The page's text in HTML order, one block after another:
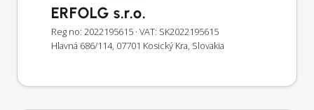
ERFOLG s.r.o.
Reg no: 2022195615 · VAT: SK2022195615
Hlavná 686/114, 07701 Kosický Kra, Slovakia